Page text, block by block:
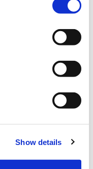
Show details
için şu anda
Merak
tekrar çevrimiçi